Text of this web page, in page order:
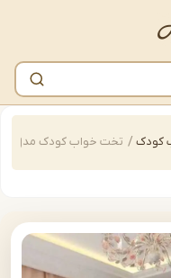
تخت خواب کودک مدل | bedkid-H406